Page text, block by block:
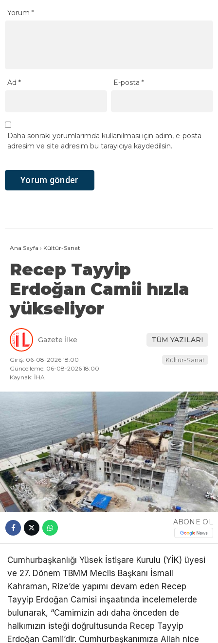
Yorum *
Ad * E-posta*
Daha sonraki yorumlarımda kullanılması için adım, e-posta
adresim ve site adresim bu tarayıcıya kaydedilsin.
Ana Sayfa › Kültür-Sanat
Recep Tayyip
Erdoğan Camii hızla
yükseliyor
Gazete İlke TÜM YAZILARI
Giriş: 06-08-2026 18:00
Güncelleme: 06-08-2026 18:00
Kaynak: İHA
Kültür-Sanat
ABONE OL
Cumhurbaşkanlığı Yüsek İstişare Kurulu (YİK) üyesi
ve 27. Dönem TBMM Meclis Başkanı İsmail
Kahraman, Rize’de yapımı devam eden Recep
Tayyip Erdoğan Camisi inşaatında incelemelerde
bulunarak, “Camimizin adı daha önceden de
halkımızın isteği doğrultusunda Recep Tayyip
Erdoğan Camii’dir. Cumhurbaşkanımıza Allah nice